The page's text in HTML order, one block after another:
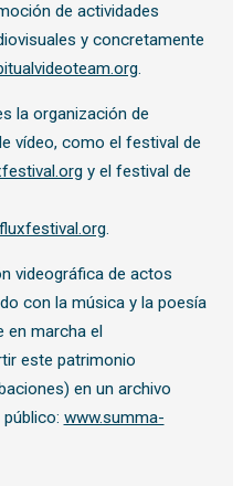
de actividades
y concretamente
.
la organización de
vídeo, como el festival de
y el festival de
.
videográfica de actos
con la música y la poesía
en marcha el
este patrimonio
en un archivo
www.summa-